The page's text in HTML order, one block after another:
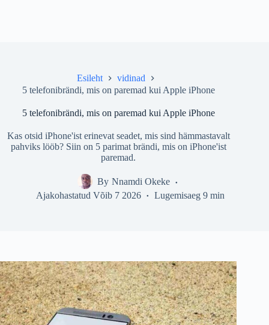
Esileht
vidinad
5 telefonibrändi, mis on paremad kui Apple iPhone
5 telefonibrändi, mis on paremad kui Apple iPhone
Kas otsid iPhone'ist erinevat seadet, mis sind hämmastavalt
pahviks lööb? Siin on 5 parimat brändi, mis on iPhone'ist
paremad.
By Nnamdi Okeke
Ajakohastatud Võib 7 2026 Lugemisaeg 9 min